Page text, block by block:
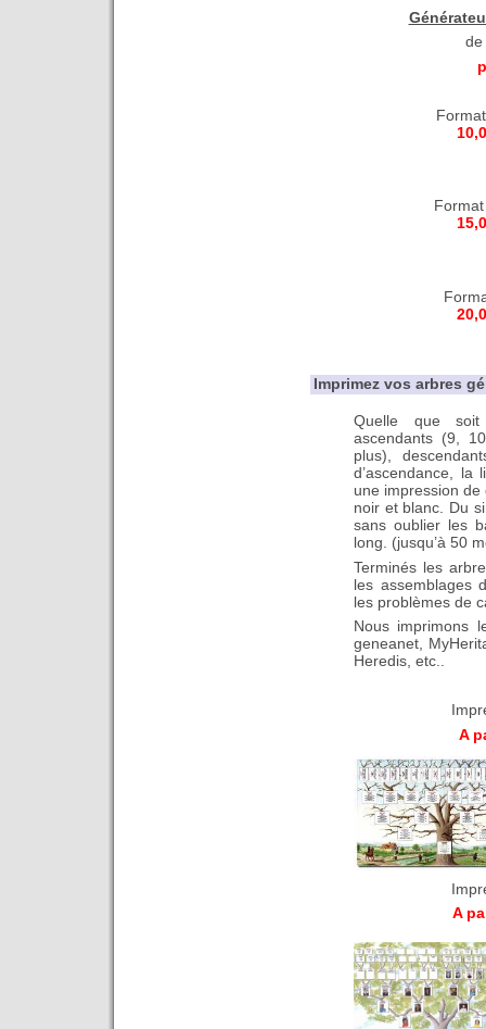
de
Imprimez vos arbres
Quelle que
ascendants (9,
plus),
d’ascendance, la
une impression de
noir et blanc. Du
sans oublier les
long. (jusqu’à 50
Terminés les
les assemblages
les problèmes de
Nous imprimons
geneanet,
Heredis, etc..
A
A